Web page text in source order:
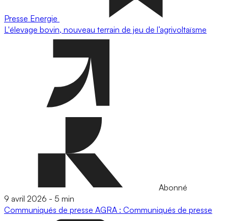
Presse Energie
L'élevage bovin, nouveau terrain de jeu de l’agrivoltaïsme
Abonné
9 avril 2026 - 5 min
Communiqués de presse AGRA : Communiqués de presse